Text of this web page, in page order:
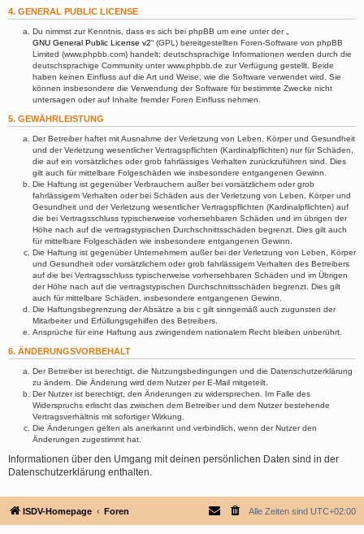
4. GENERAL PUBLIC LICENSE
Du nimmst zur Kenntnis, dass es sich bei phpBB um eine unter der „
GNU General Public License v2“ (GPL) bereitgestellten Foren-Software von phpBB
Limited (www.phpbb.com) handelt; deutschsprachige Informationen werden durch die
deutschsprachige Community unter www.phpbb.de zur Verfügung gestellt. Beide
haben keinen Einfluss auf die Art und Weise, wie die Software verwendet wird. Sie
können insbesondere die Verwendung der Software für bestimmte Zwecke nicht
untersagen oder auf Inhalte fremder Foren Einfluss nehmen.
5. GEWÄHRLEISTUNG
Der Betreiber haftet mit Ausnahme der Verletzung von Leben, Körper und Gesundheit
und der Verletzung wesentlicher Vertragspflichten (Kardinalpflichten) nur für Schäden,
die auf ein vorsätzliches oder grob fahrlässiges Verhalten zurückzuführen sind. Dies
gilt auch für mittelbare Folgeschäden wie insbesondere entgangenen Gewinn.
Die Haftung ist gegenüber Verbrauchern außer bei vorsätzlichem oder grob
fahrlässigem Verhalten oder bei Schäden aus der Verletzung von Leben, Körper und
Gesundheit und der Verletzung wesentlicher Vertragspflichten (Kardinalpflichten) auf
die bei Vertragsschluss typischerweise vorhersehbaren Schäden und im übrigen der
Höhe nach auf die vertragstypischen Durchschnittsschäden begrenzt. Dies gilt auch
für mittelbare Folgeschäden wie insbesondere entgangenen Gewinn.
Die Haftung ist gegenüber Unternehmern außer bei der Verletzung von Leben, Körper
und Gesundheit oder vorsätzlichem oder grob fahrlässigem Verhalten des Betreibers
auf die bei Vertragsschluss typischerweise vorhersehbaren Schäden und im Übrigen
der Höhe nach auf die vertragstypischen Durchschnittsschäden begrenzt. Dies gilt
auch für mittelbare Schäden, insbesondere entgangenen Gewinn.
Die Haftungsbegrenzung der Absätze a bis c gilt sinngemäß auch zugunsten der
Mitarbeiter und Erfüllungsgehilfen des Betreibers.
Ansprüche für eine Haftung aus zwingendem nationalem Recht bleiben unberührt.
6. ÄNDERUNGSVORBEHALT
Der Betreiber ist berechtigt, die Nutzungsbedingungen und die Datenschutzerklärung
zu ändern. Die Änderung wird dem Nutzer per E-Mail mitgeteilt.
Der Nutzer ist berechtigt, den Änderungen zu widersprechen. Im Falle des
Widerspruchs erlischt das zwischen dem Betreiber und dem Nutzer bestehende
Vertragsverhältnis mit sofortiger Wirkung.
Die Änderungen gelten als anerkannt und verbindlich, wenn der Nutzer den
Änderungen zugestimmt hat.
Informationen über den Umgang mit deinen persönlichen Daten sind in der
Datenschutzerklärung enthalten.
ISDV-Homepage Foren Alle Zeiten sind UTC+02:00